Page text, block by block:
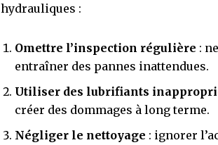
hydrauliques :
Omettre l’inspection régulière :
entraîner des pannes inattendues.
Utiliser des lubrifiants
créer des dommages à long terme.
Négliger le nettoyage : ignorer